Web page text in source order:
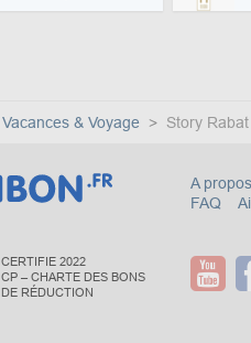
Vacances & Voyage Story Rabat
A
FAQ
CERTIFIE 2022
CP – CHARTE DES BONS
DE RÉDUCTION